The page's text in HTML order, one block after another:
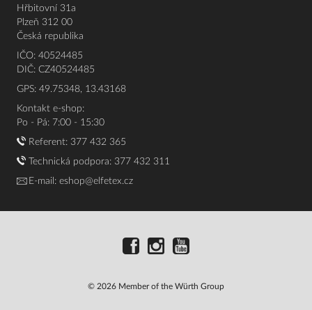
Hřbitovní 31a
Plzeň 312 00
Česká republika
IČO: 40524485
DIČ: CZ40524485
GPS: 49.75348, 13.43168
Kontakt e-shop:
Po - Pá: 7:00 - 15:30
Referent: 377 432 365
Technická podpora: 377 432 311
E-mail: eshop@elfetex.cz
© 2026 Member of the Würth Group